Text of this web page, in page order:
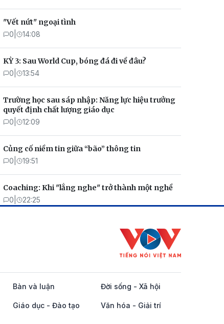
"Vết nứt" ngoại tình
0 14:08
KỲ 3: Sau World Cup, bóng đá đi về đâu?
0 13:54
Trường học sau sáp nhập: Năng lực hiệu trưởng
quyết định chất lượng giáo dục
0 12:09
Củng cố niềm tin giữa “bão” thông tin
0 19:51
Coaching: Khi "lắng nghe" trở thành một nghề
0 22:25
Bàn và luận Đời sống - Xã hội
Giáo dục - Đào tạo Văn hóa - Giải trí